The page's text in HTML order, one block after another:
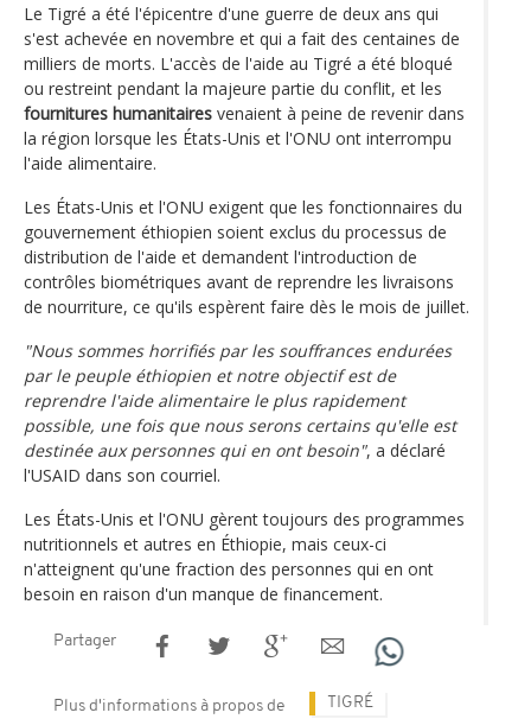
Le Tigré a été l'épicentre d'une guerre de deux ans qui
s'est achevée en novembre et qui a fait des centaines de
milliers de morts. L'accès de l'aide au Tigré a été bloqué
ou restreint pendant la majeure partie du conflit, et les
fournitures humanitaires venaient à peine de revenir dans
la région lorsque les États-Unis et l'ONU ont interrompu
l'aide alimentaire.
Les États-Unis et l'ONU exigent que les fonctionnaires du
gouvernement éthiopien soient exclus du processus de
distribution de l'aide et demandent l'introduction de
contrôles biométriques avant de reprendre les livraisons
de nourriture, ce qu'ils espèrent faire dès le mois de juillet.
"Nous sommes horrifiés par les souffrances endurées
par le peuple éthiopien et notre objectif est de
reprendre l'aide alimentaire le plus rapidement
possible, une fois que nous serons certains qu'elle est
destinée aux personnes qui en ont besoin", a déclaré
l'USAID dans son courriel.
Les États-Unis et l'ONU gèrent toujours des programmes
nutritionnels et autres en Éthiopie, mais ceux-ci
n'atteignent qu'une fraction des personnes qui en ont
besoin en raison d'un manque de financement.
Partager
Plus d'informations à propos de TIGRÉ